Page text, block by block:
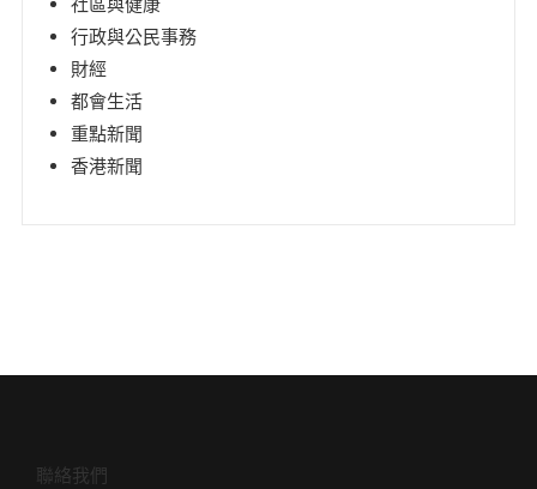
行政與公民事務
財經
都會生活
重點新聞
香港新聞
聯絡我們